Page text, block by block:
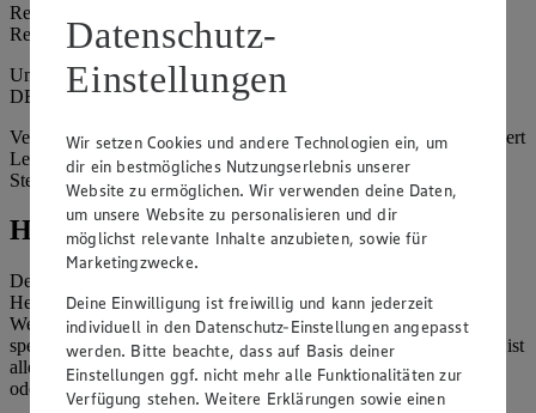
Registergericht: Amtsgericht Würzburg
Registernummer: HRA 6164
Umsatzsteuer-Identifikationsnummer gem. § 27a UStG:
DE261968694
Vertretungsberechtigte: Sebastian Kohrmann (Geschäftsführer), Gert
Lehmann (Geschäftsführer), Christian Remy (Geschäftsführer),
Stefan Legat (Vorstandsvorsitzender)
Hinweise
Der Inhalt dieser Website ist urheberrechtlich geschützt. Der
Herausgeber gewährt Ihnen jedoch das Recht, den auf dieser
Website bereitgestellten Text ganz oder ausschnittsweise zu
speichern und zu vervielfältigen. Aus Gründen des Urheberrechts ist
allerdings die Speicherung und Vervielfältigung von Bildmaterial
oder Grafiken aus dieser Website nicht gestattet.
Datenschutz-
Einstellungen
Wir setzen Cookies und andere Technologien ein, um
dir ein bestmögliches Nutzungserlebnis unserer
Website zu ermöglichen. Wir verwenden deine Daten,
um unsere Website zu personalisieren und dir
möglichst relevante Inhalte anzubieten, sowie für
Marketingzwecke.
Deine Einwilligung ist freiwillig und kann jederzeit
individuell in den Datenschutz-Einstellungen angepasst
werden. Bitte beachte, dass auf Basis deiner
Einstellungen ggf. nicht mehr alle Funktionalitäten zur
Verfügung stehen. Weitere Erklärungen sowie einen